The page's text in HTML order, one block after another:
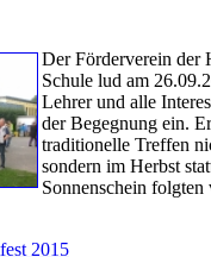
Der Förderverein der
Schule lud am
Lehrer und alle
der Begegnung ein.
traditionelle Treffen
sondern im Herbst
Sonnenschein folgten
2015